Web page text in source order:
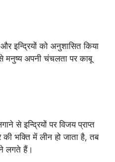
इन्द्रियों को अनुशासित किया
मनुष्य अपनी चंचलता पर काबू
से इन्द्रियों पर विजय प्राप्त
भक्ति में लीन हो जाता है, तब
लगते हैं।